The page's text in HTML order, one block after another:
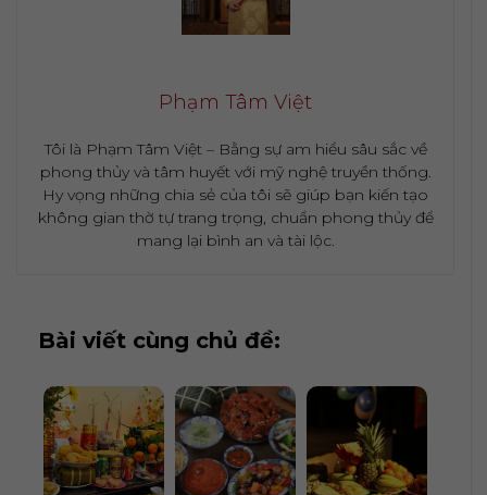
Phạm Tâm Việt
Tôi là Phạm Tâm Việt – Bằng sự am hiểu sâu sắc về
phong thủy và tâm huyết với mỹ nghệ truyền thống.
Hy vọng những chia sẻ của tôi sẽ giúp bạn kiến tạo
không gian thờ tự trang trọng, chuẩn phong thủy để
mang lại bình an và tài lộc.
Bài viết cùng chủ đề: